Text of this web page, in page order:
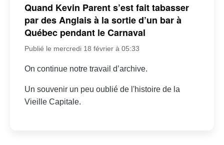
Quand Kevin Parent s’est fait tabasser
par des Anglais à la sortie d’un bar à
Québec pendant le Carnaval
Publié le mercredi 18 février à 05:33
On continue notre travail d’archive.
Un souvenir un peu oublié de l'histoire de la
Vieille Capitale.